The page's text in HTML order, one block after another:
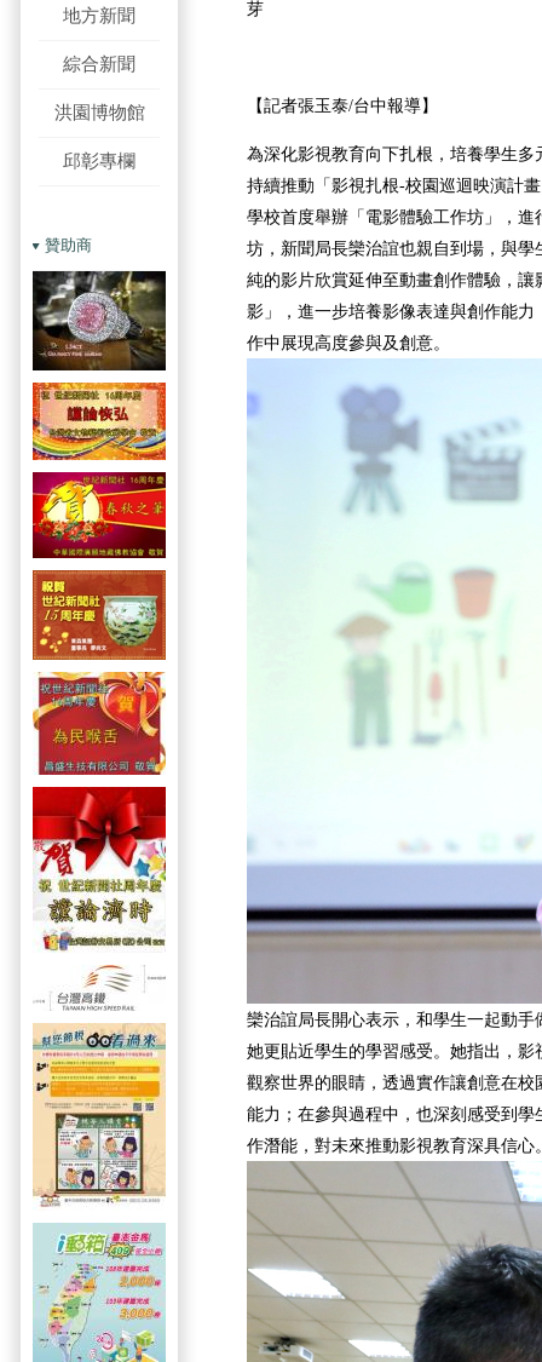
地方新聞
綜合新聞
洪園博物館
邱彰專欄
贊助商
芽
【記者張玉泰/台中報導】
為深化影視教育向下扎根，培養學生
持續推動「影視扎根-校園巡迴映演計
學校首度舉辦「電影體驗工作坊」，
坊，新聞局長欒治誼也親自到場，與
純的影片欣賞延伸至動畫創作體驗，
影」，進一步培養影像表達與創作能
作中展現高度參與及創意。
欒治誼局長開心表示，和學生一起動
她更貼近學生的學習感受。她指出，
觀察世界的眼睛，透過實作讓創意在
能力；在參與過程中，也深刻感受到
作潛能，對未來推動影視教育深具信心